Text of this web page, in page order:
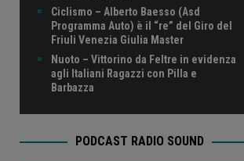
Ciclismo – Alberto Baesso (Asd
Programma Auto) è il “re” del Giro del
Friuli Venezia Giulia Master
Nuoto – Vittorino da Feltre in evidenza
agli Italiani Ragazzi con Pilla e
Barbazza
PODCAST RADIO SOUND